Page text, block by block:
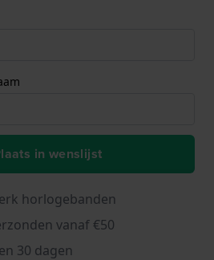
in wenslijst
horlogebanden
vanaf €50
30 dagen